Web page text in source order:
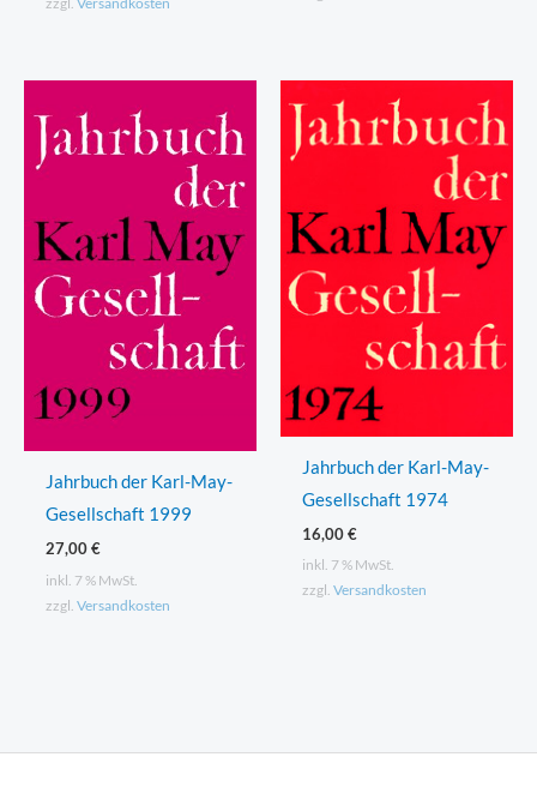
Jahrbuch der Karl-May-
Gesellschaft 1999
27,00€
inkl. 7 % MwSt.
zzgl. Versandkosten
Jahrbuch der Karl-May-
Gesellschaft 1974
16,00€
inkl. 7 % MwSt.
zzgl. Versandkosten